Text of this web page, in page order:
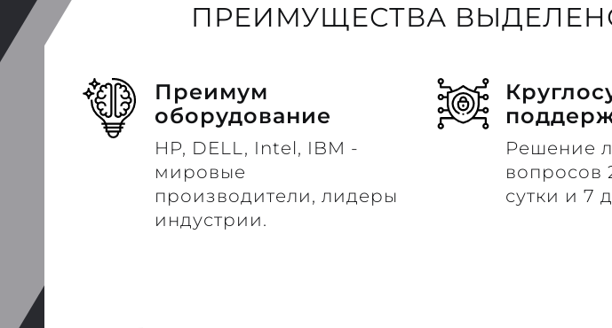
ПРЕИМУЩЕСТВА
Преимум
оборудование
HP, DELL, Intel, IBM -
мировые
производители, лидеры
индустрии.
Решение
вопросов
сутки и 7